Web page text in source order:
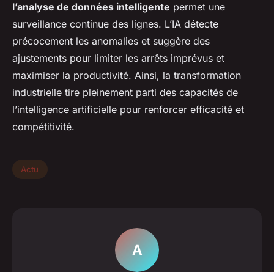
l’analyse de données intelligente permet une
surveillance continue des lignes. L’IA détecte
précocement les anomalies et suggère des
ajustements pour limiter les arrêts imprévus et
maximiser la productivité. Ainsi, la transformation
industrielle tire pleinement parti des capacités de
l’intelligence artificielle pour renforcer efficacité et
compétitivité.
Actu
A